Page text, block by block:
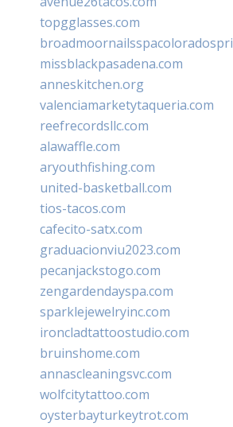
topgglasses.com
missblackpasadena.com
anneskitchen.org
valenciamarketytaqueria.com
reefrecordsllc.com
alawaffle.com
aryouthfishing.com
united-basketball.com
tios-tacos.com
cafecito-satx.com
graduacionviu2023.com
pecanjackstogo.com
zengardendayspa.com
sparklejewelryinc.com
ironcladtattoostudio.com
bruinshome.com
annascleaningsvc.com
wolfcitytattoo.com
oysterbayturkeytrot.com